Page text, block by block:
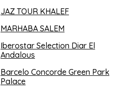
JAZ TOUR KHALEF
MARHABA SALEM
Iberostar Selection Diar El
Andalous
Barcelo Concorde Green Park
Palace